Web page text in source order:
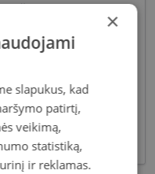
subtiliais
harmoningą bei
stilių bei medžiagų
pristatyti Jums
ir drąsiausių
tik regėjimo
išvaizdos
×
slapukus, kad
patirtį,
veikimą,
statistiką,
ir reklamas.